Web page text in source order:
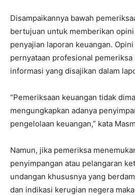
Disampaikannya bawah
bertujuan untuk memberikan
penyajian laporan keuangan.
pernyataan profesional
informasi yang disajikan dalam
“Pemeriksaan keuangan tidak
mengungkapkan adanya
pengelolaan keuangan,” kata
Namun, jika pemeriksa
penyimpangan atau pelangaran
undangan khususnya yang
dan indikasi kerugian negera